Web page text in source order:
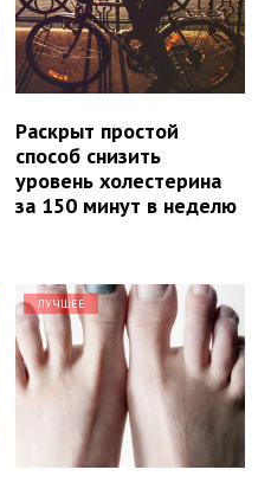
Раскрыт простой
способ снизить
уровень холестерина
за 150 минут в неделю
ЛУЧШЕЕ